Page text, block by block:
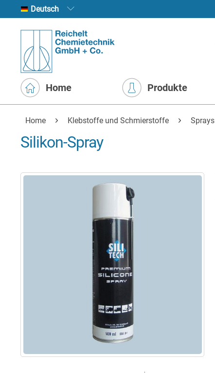
Deutsch
Home Produkte
Home Klebstoffe und Schmierstoffe Sprays
Silikon-Spray